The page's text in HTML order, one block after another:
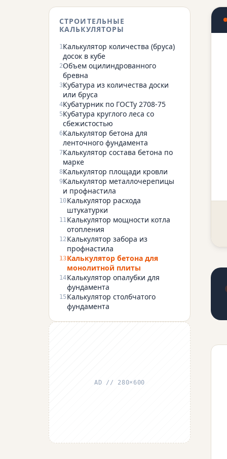
СТРОИТЕЛЬНЫЕ
КАЛЬКУЛЯТОРЫ
1Калькулятор количества (бруса)
досок в кубе
2Объем оцилиндрованного
бревна
3Кубатура из количества доски
или бруса
4Кубатурник по ГОСТу 2708-75
5Кубатура круглого леса со
сбежистостью
6Калькулятор бетона для
ленточного фундамента
7Калькулятор состава бетона по
марке
8Калькулятор площади кровли
9Калькулятор металлочерепицы
и профнастила
10Калькулятор расхода
штукатурки
11Калькулятор мощности котла
отопления
12 Калькулятор забора из
профнастила
13Калькулятор бетона для
монолитной плиты
14Калькулятор опалубки для
фундамента
15 Калькулятор столбчатого
фундамента
AD // 280×600